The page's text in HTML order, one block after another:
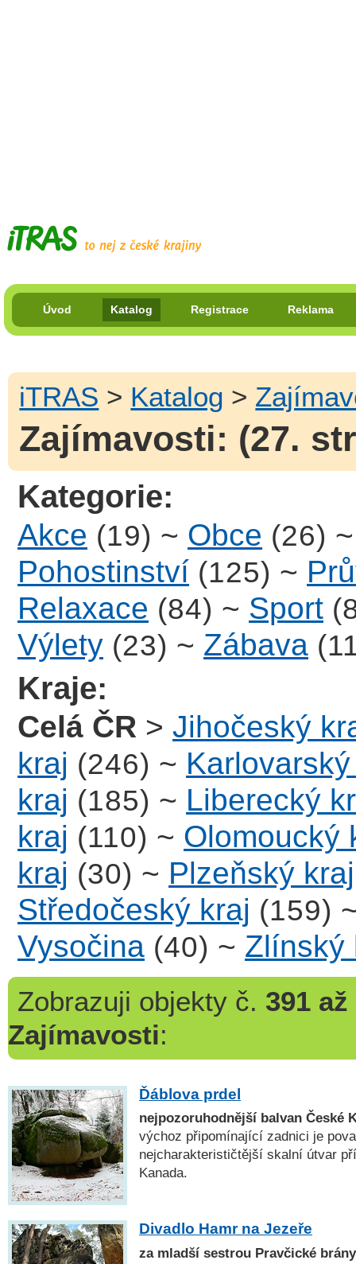
Úvod Katalog Registrace Reklama
iTRAS > Katalog >
Zajímavosti: (27.
Kategorie:
Akce (19) ~ Obce (26)
Pohostinství (125) ~
Relaxace (84) ~ Sport
Výlety (23) ~ Zábava
Kraje:
Celá ČR > Jihočeský
kraj (246) ~
kraj (185) ~ Liberecký
kraj (110) ~ Olomoucký
kraj (30) ~ Plzeňský kraj
Středočeský kraj (159)
Vysočina (40) ~ Zlínský
Zobrazuji objekty č. 391 až
Zajímavosti:
Ďáblova prdel
nejpozoruhodnější balvan České
výchoz připomínající zadnici je
nejcharakterističtější skalní útvar
Kanada.
Divadlo Hamr na Jezeře
za mladší sestrou Pravčické brány